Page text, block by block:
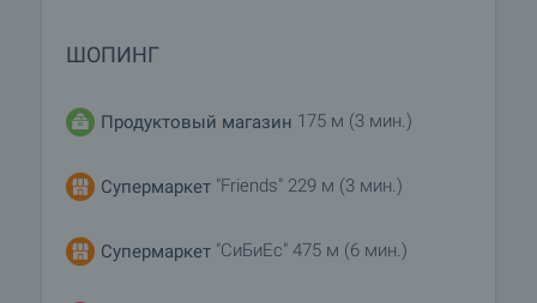
ШОПИНГ
Продуктовый магазин 175 м (3 мин.)
Супермаркет "Friends" 229 м (3 мин.)
Супермаркет "СиБиЕс" 475 м (6 мин.)